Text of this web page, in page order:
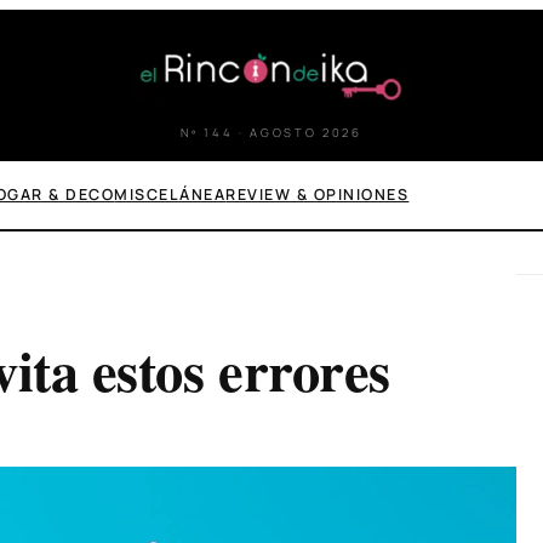
Nº 144 · AGOSTO 2026
& DECOMISCELÁNEAREVIEW & OPINIONES
estos errores